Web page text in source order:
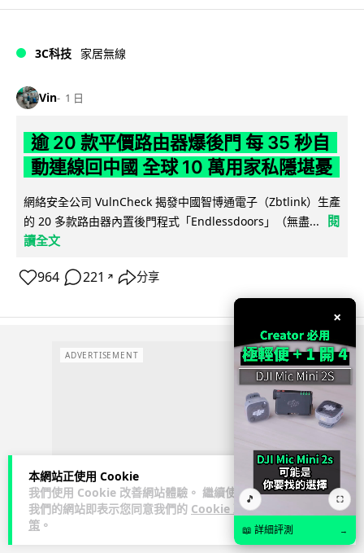
本網站正使用 Cookie
我們使用 Cookie 改善網站體驗。 繼續使用
我們的網站即表示您同意我們的 Cookie 政
策 。
3C科技 家居無線
Vin 1 日
逾 20 款平價路由器爆後門 每 35 秒自
動連線回中國 全球 10 萬用家私隱堪憂
網絡安全公司 VulnCheck 揭發中國智博通電子（Zbtlink）生產
的 20 多款路由器內置後門程式「Endlessdoors」（無盡...
閱
讀全文
964 221 ↗ 分享
ADVERTISEMENT
×
🎵 ⛶
📖 詳細評測 →